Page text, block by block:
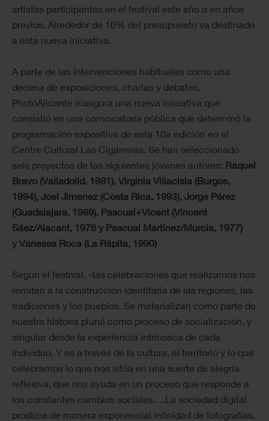
artistas participantes en el festival este año o en años
previos. Alrededor de 10% del presupuesto va destinado
a esta nueva iniciativa.
A parte de las intervenciones habituales como una
decena de exposiciones, charlas y debates,
PhotoAlicante inaugura una nueva iniciativa que
consistió en una convocatoria pública que determinó la
programación expositiva de esta 10a edición en el
Centre Cultural Las Cigarreras. Se han seleccionado
seis proyectos de los siguientes jóvenes autores: Raquel
Bravo (Valladolid, 1981), Virginia Villacisla (Burgos,
1994), Joel Jimenez (Costa Rica, 1993), Jorge Pérez
(Guadalajara, 1989), Pascual+Vicent (Vincent
Sáez/Alacant, 1976 y Pascual Martínez/Murcia, 1977)
y Vanessa Roca (La Ràpita, 1990)
Según el festival, «las celebraciones que realizamos nos
remiten a la construcción identitaria de las regiones, las
tradiciones y los pueblos. Se materializan como parte de
nuestra historia plural como proceso de socialización, y
singular desde la experiencia intrínseca de cada
individuo. Y es a través de la cultura, el territorio y lo que
celebramos lo que nos sitúa en una suerte de alegría
reflexiva, que nos ayuda en un proceso que responde a
los constantes cambios sociales….La sociedad digital
produce de manera exponencial infinidad de fotografías,